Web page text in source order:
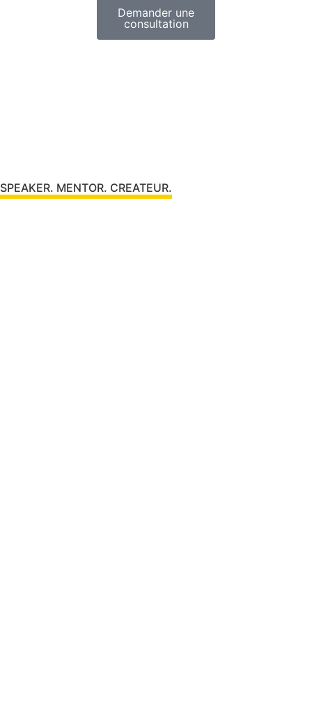
Demander une
consultation
SPEAKER. MENTOR. CREATEUR.